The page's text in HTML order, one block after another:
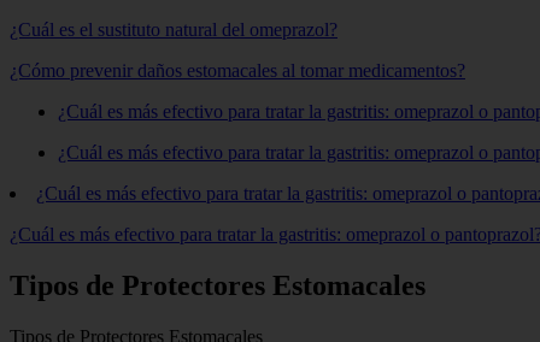
¿Cuál es el sustituto natural del omeprazol?
¿Cómo prevenir daños estomacales al tomar medicamentos?
¿Cuál es más efectivo para tratar la gastritis: omeprazol o
¿Cuál es más efectivo para tratar la gastritis: omeprazol o
¿Cuál es más efectivo para tratar la gastritis: omeprazol o
¿Cuál es más efectivo para tratar la gastritis: omeprazol o pantoprazol?
Tipos de Protectores Estomacales
Tipos de Protectores Estomacales